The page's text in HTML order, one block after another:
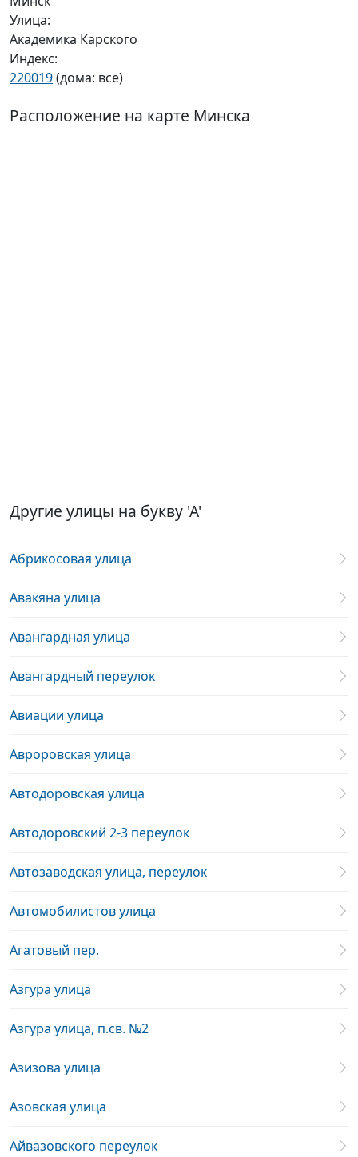
Улица:
Академика Карского
Индекс:
220019(дома: все)
Расположение на карте Минска
Другие улицы на букву 'А'
Абрикосовая улица
Авакяна улица
Авангардная улица
Авангардный переулок
Авиации улица
Авроровская улица
Автодоровская улица
Автодоровский 2-3 переулок
Автозаводская улица, переулок
Автомобилистов улица
Агатовый пер.
Азгура улица
Азгура улица, п.св. №2
Азизова улица
Азовская улица
Айвазовского переулок